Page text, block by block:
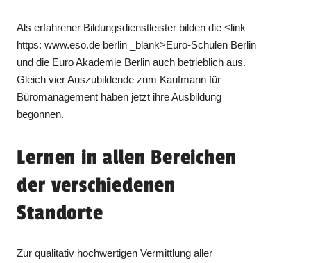
Als erfahrener Bildungsdienstleister bilden die <link
https: www.eso.de berlin _blank>Euro-Schulen Berlin
und die Euro Akademie Berlin auch betrieblich aus.
Gleich vier Auszubildende zum Kaufmann für
Büromanagement haben jetzt ihre Ausbildung
begonnen.
Lernen in allen Bereichen
der verschiedenen
Standorte
Zur qualitativ hochwertigen Vermittlung aller